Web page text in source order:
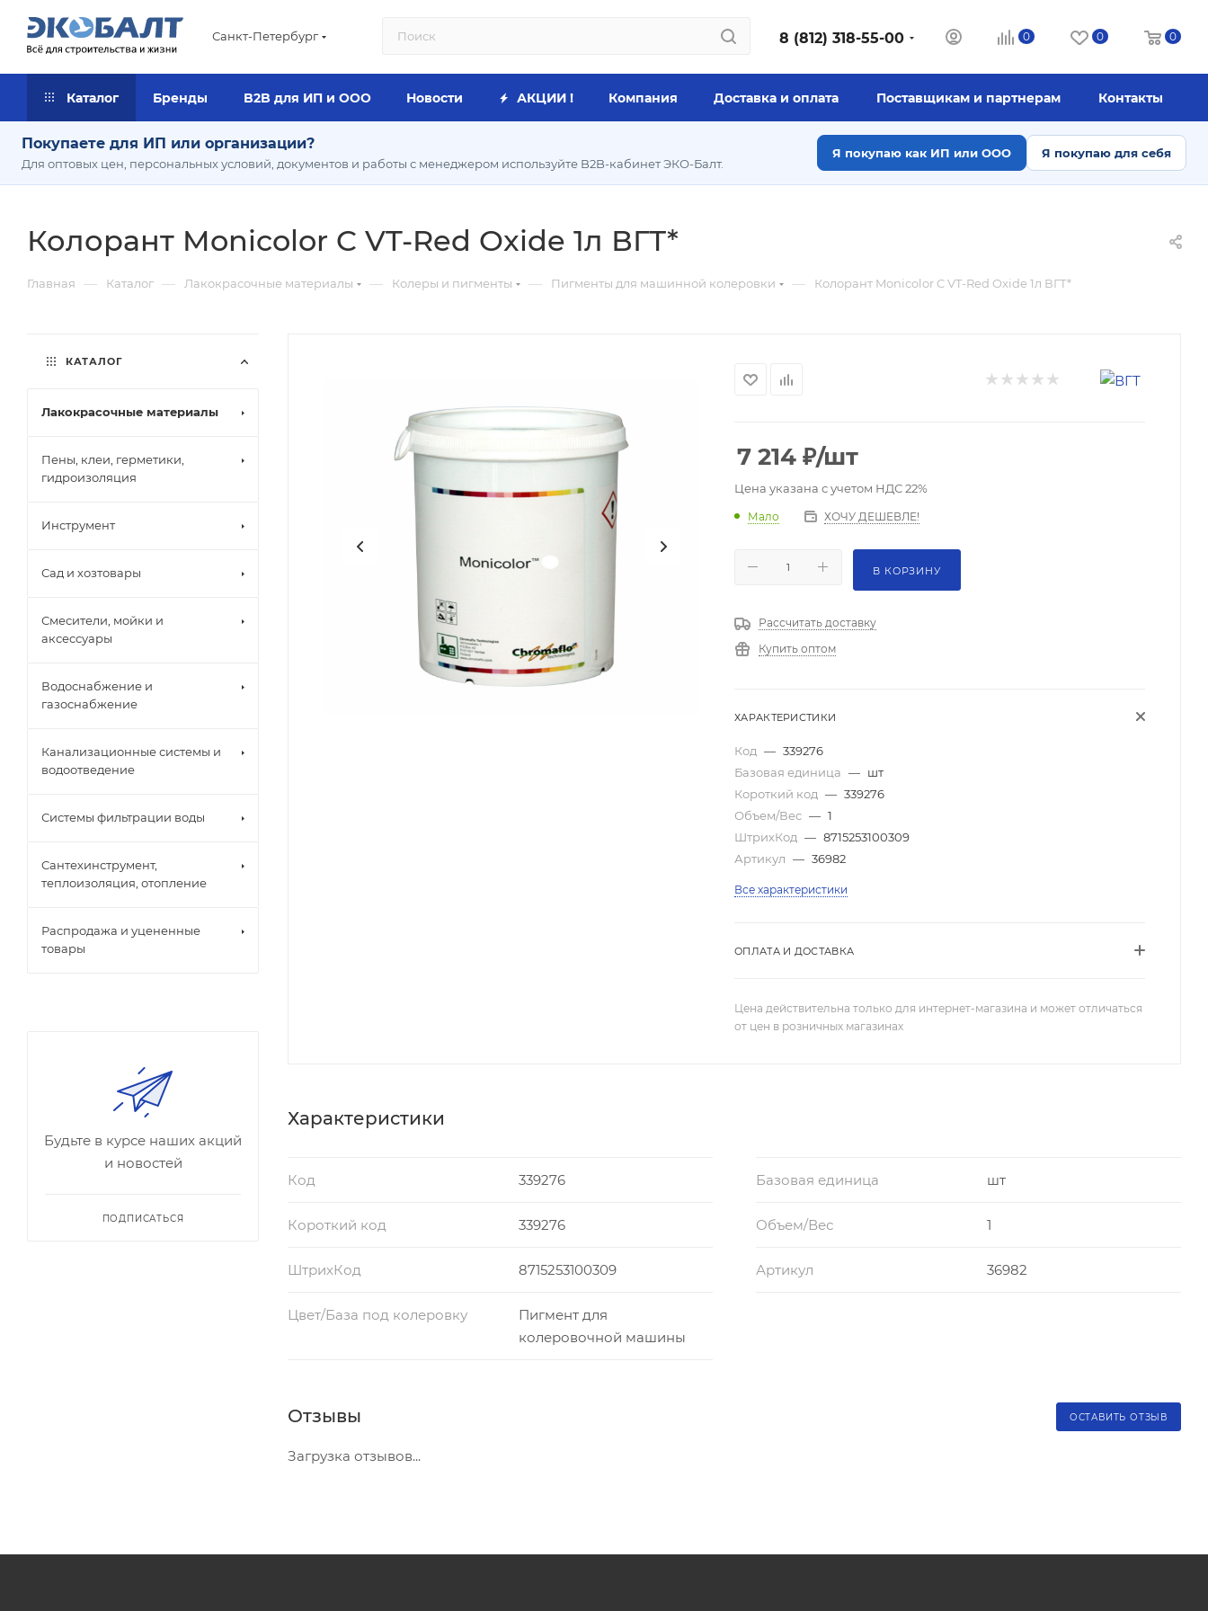
Санкт-Петербург 8 (812) 318-55-00 0 0 0
Каталог Бренды B2B для ИП и ООО Новости АКЦИИ ! Компания Доставка и оплата Поставщикам и партнерам Контакты
Покупаете для ИП или организации?
Для оптовых цен, персональных условий, документов и работы с менеджером используйте B2B-кабинет ЭКО-Балт.
Я покупаю как ИП или ООО Я покупаю для себя
Колорант Monicolor C VT-Red Oxide 1л ВГТ*
Главная — Каталог — Лакокрасочные материалы — Колеры и пигменты — Пигменты для машинной колеровки — Колорант Monicolor C VT-Red Oxide 1л ВГТ*
7 214 ₽/шт
Цена указана с учетом НДС 22%
Мало ХОЧУ ДЕШЕВЛЕ!
В КОРЗИНУ
Рассчитать доставку
Купить оптом
ХАРАКТЕРИСТИКИ
Код — 339276
Базовая единица — шт
Короткий код — 339276
Объем/Вес — 1
ШтрихКод — 8715253100309
Артикул — 36982
Все характеристики
ОПЛАТА И ДОСТАВКА
Цена действительна только для интернет-магазина и может отличаться
от цен в розничных магазинах
Характеристики
Код 339276 Базовая единица шт
Короткий код 339276 Объем/Вес 1
ШтрихКод 8715253100309 Артикул 36982
Цвет/База под колеровку
Пигмент для
колеровочной машины
Отзывы ОСТАВИТЬ ОТЗЫВ
Загрузка отзывов...
КАТАЛОГ
Лакокрасочные материалы
Пены, клеи, герметики,
гидроизоляция
Инструмент
Сад и хозтовары
Смесители, мойки и
аксессуары
Водоснабжение и
газоснабжение
Канализационные системы и
водоотведение
Системы фильтрации воды
Сантехинструмент,
теплоизоляция, отопление
Распродажа и уцененные
товары
Будьте в курсе наших акций
и новостей
ПОДПИСАТЬСЯ